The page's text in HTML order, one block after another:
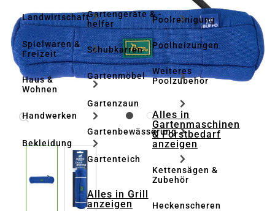
Landwirtschaft
Spielwaren &
Freizeit
Haus &
Wohnen
Handwerken
Bekleidung
Gartengeräte & -
helfer
Schubkarren
Gartenmöbel
Gartenzaun
Gartenbewässerung
Gartenteich
Alles in Grill
anzeigen
Poolreinigung
Poolheizungen
Weiteres
Poolzubehör
Alles in
Gartenmaschinen
& Forstbedarf
anzeigen
Kettensägen &
Zubehör
Heckenscheren